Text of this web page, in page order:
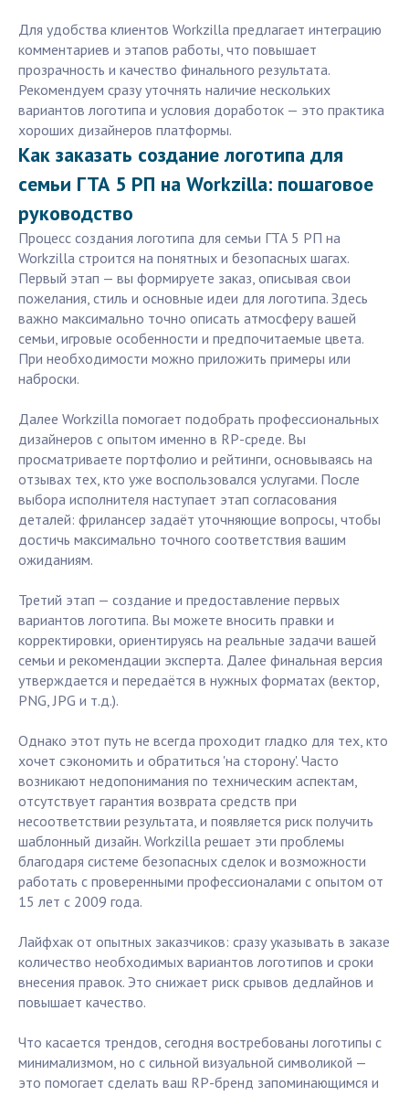
Для удобства клиентов Workzilla предлагает интеграцию
комментариев и этапов работы, что повышает
прозрачность и качество финального результата.
Рекомендуем сразу уточнять наличие нескольких
вариантов логотипа и условия доработок — это практика
хороших дизайнеров платформы.
Как заказать создание логотипа для
семьи ГТА 5 РП на Workzilla: пошаговое
руководство
Процесс создания логотипа для семьи ГТА 5 РП на
Workzilla строится на понятных и безопасных шагах.
Первый этап — вы формируете заказ, описывая свои
пожелания, стиль и основные идеи для логотипа. Здесь
важно максимально точно описать атмосферу вашей
семьи, игровые особенности и предпочитаемые цвета.
При необходимости можно приложить примеры или
наброски.
Далее Workzilla помогает подобрать профессиональных
дизайнеров с опытом именно в RP-среде. Вы
просматриваете портфолио и рейтинги, основываясь на
отзывах тех, кто уже воспользовался услугами. После
выбора исполнителя наступает этап согласования
деталей: фрилансер задаёт уточняющие вопросы, чтобы
достичь максимально точного соответствия вашим
ожиданиям.
Третий этап — создание и предоставление первых
вариантов логотипа. Вы можете вносить правки и
корректировки, ориентируясь на реальные задачи вашей
семьи и рекомендации эксперта. Далее финальная версия
утверждается и передаётся в нужных форматах (вектор,
PNG, JPG и т.д.).
Однако этот путь не всегда проходит гладко для тех, кто
хочет сэкономить и обратиться 'на сторону'. Часто
возникают недопонимания по техническим аспектам,
отсутствует гарантия возврата средств при
несоответствии результата, и появляется риск получить
шаблонный дизайн. Workzilla решает эти проблемы
благодаря системе безопасных сделок и возможности
работать с проверенными профессионалами с опытом от
15 лет с 2009 года.
Лайфхак от опытных заказчиков: сразу указывать в заказе
количество необходимых вариантов логотипов и сроки
внесения правок. Это снижает риск срывов дедлайнов и
повышает качество.
Что касается трендов, сегодня востребованы логотипы с
минимализмом, но с сильной визуальной символикой —
это помогает сделать ваш RP-бренд запоминающимся и